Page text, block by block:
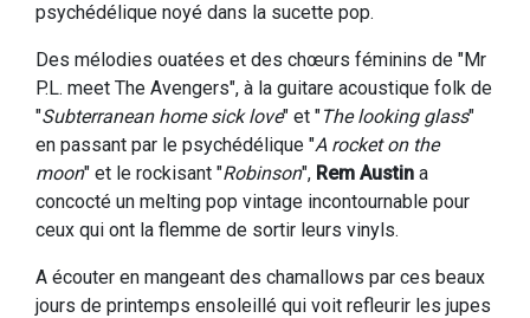
psychédélique noyé dans la sucette pop.
Des mélodies ouatées et des chœurs féminins de "Mr
P.L. meet The Avengers", à la guitare acoustique folk de
"Subterranean home sick love" et "The looking glass"
en passant par le psychédélique "A rocket on the
moon" et le rockisant "Robinson", Rem Austin a
concocté un melting pop vintage incontournable pour
ceux qui ont la flemme de sortir leurs vinyls.
A écouter en mangeant des chamallows par ces beaux
jours de printemps ensoleillé qui voit refleurir les jupes